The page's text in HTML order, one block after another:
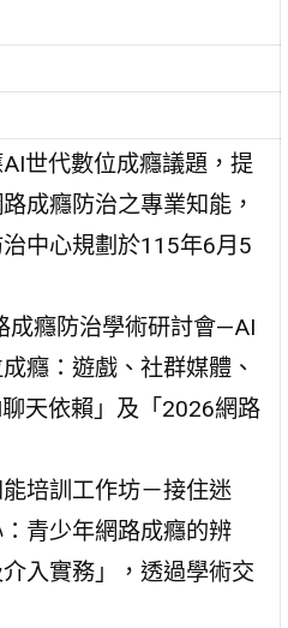
世代數位成癮議題，提
成癮防治之專業知能，
中心規劃於115年6月5
成癮防治學術研討會—AI
癮：遊戲、社群媒體、
天依賴」及「2026網路
培訓工作坊－接住迷
：青少年網路成癮的辨
入實務」，透過學術交